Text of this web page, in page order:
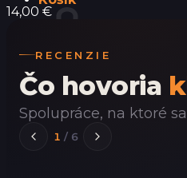
Žiadne produkty v
Vrátiť sa do obchodu
14,00 €
RECENZIE
Čo hovoria
Spolupráce, na ktoré
1 / 6